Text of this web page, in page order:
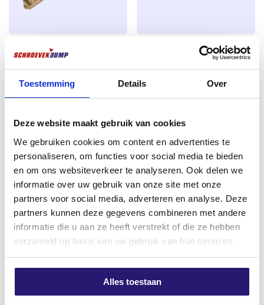
Toestemming Details Over
Deze website maakt gebruik van cookies
We gebruiken cookies om content en advertenties te
personaliseren, om functies voor social media te bieden
en om ons websiteverkeer te analyseren. Ook delen we
informatie over uw gebruik van onze site met onze
partners voor social media, adverteren en analyse. Deze
partners kunnen deze gegevens combineren met andere
informatie die u aan ze heeft verstrekt of die ze hebben
verzameld op basis van uw gebruik van hun services.
Alles toestaan
​Duimstok 1m Hout – 4-delig –
Professionele Bouwkwaliteit –
Millimeterverdeling
6,21
Niet op voorraad
Tellerkopschroeven 6,0 x 60
TX-30 verzinkt 100 stuks
€
vlonderschroeven RVS 410 5,0
Meest verkocht
Actie schroevenpakket Groot
Torx Deeldraad verzinkt